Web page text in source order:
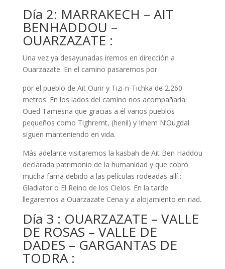
Día 2: MARRAKECH – AIT
BENHADDOU –
OUARZAZATE :
Una vez ya desayunadas iremos en dirección a
Ouarzazate. En el camino pasaremos por
por el pueblo de Ait Ourir y Tizi-n-Tichka de 2.260
metros. En los lados del camino nos acompañaría
Oued Tamesna que gracias a él varios pueblos
pequeños como Tighremt, (henil) y Irhem N’Ougdal
siguen manteniendo en vida.
Más adelante visitaremos la kasbah de Ait Ben Haddou
declarada patrimonio de la humanidad y que cobró
mucha fama debido a las películas rodeadas allí :
Gladiator o El Reino de los Cielos. En la tarde
llegaremos a Ouarzazate Cena y a alojamiento en riad.
Día 3 : OUARZAZATE – VALLE
DE ROSAS – VALLE DE
DADES – GARGANTAS DE
TODRA :